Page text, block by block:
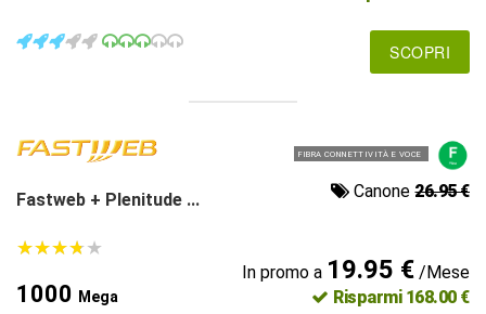
SCOPRI
FIBRA CONNETTIVITÀ E VOCE
Fastweb + Plenitude ... Canone26.95 €
★★★★★
★★★★★
1000 Mega
In promo a 19.95 €/Mese
Risparmi 168.00 €